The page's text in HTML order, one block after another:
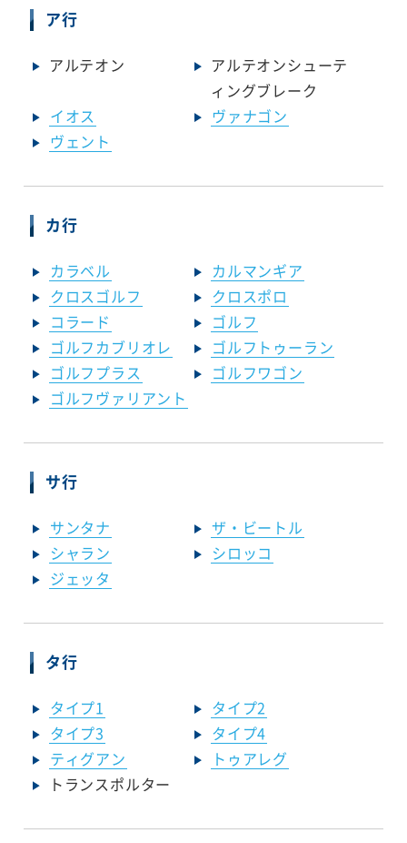
ア行
アルテオン
アルテオンシューテ
ィングブレーク
イオス
ヴァナゴン
ヴェント
カ行
カラベル
カルマンギア
クロスゴルフ
クロスポロ
コラード
ゴルフ
ゴルフカブリオレ
ゴルフトゥーラン
ゴルフプラス
ゴルフワゴン
ゴルフヴァリアント
サ行
サンタナ
ザ・ビートル
シャラン
シロッコ
ジェッタ
タ行
タイプ1
タイプ2
タイプ3
タイプ4
ティグアン
トゥアレグ
トランスポルター